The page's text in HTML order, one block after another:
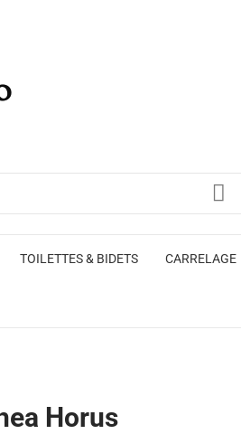
TOILETTES & BIDETS CARRELAGE
Miroirs ACB
Horus